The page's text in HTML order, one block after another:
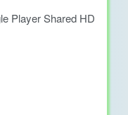
Player Shared HD